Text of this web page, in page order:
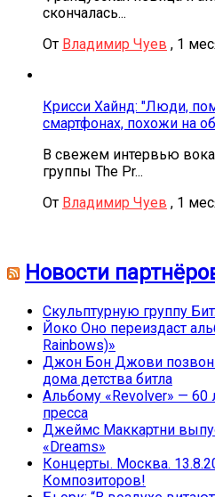
скончалась...
От Владимир Чуев , 1
Крисси Хайнд: "Люди,
смартфонах, похожи на
В свежем интервью
группы The Pr...
От Владимир Чуев , 1
Новости
Скульптурную группу
Йоко Оно переиздаст
Rainbows)»
Джон Бон Джови
дома детства битла
Альбому «Revolver» — 60
пресса
Джеймс Маккартни
«Dreams»
Концерты. Москва.
Композиторов!